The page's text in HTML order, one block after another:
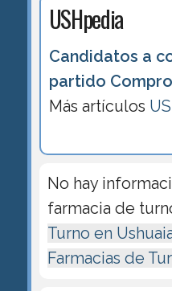
USHpedia
Candidatos a
partido
Más artículos
No hay
farmacia de
Turno en
Farmacias de